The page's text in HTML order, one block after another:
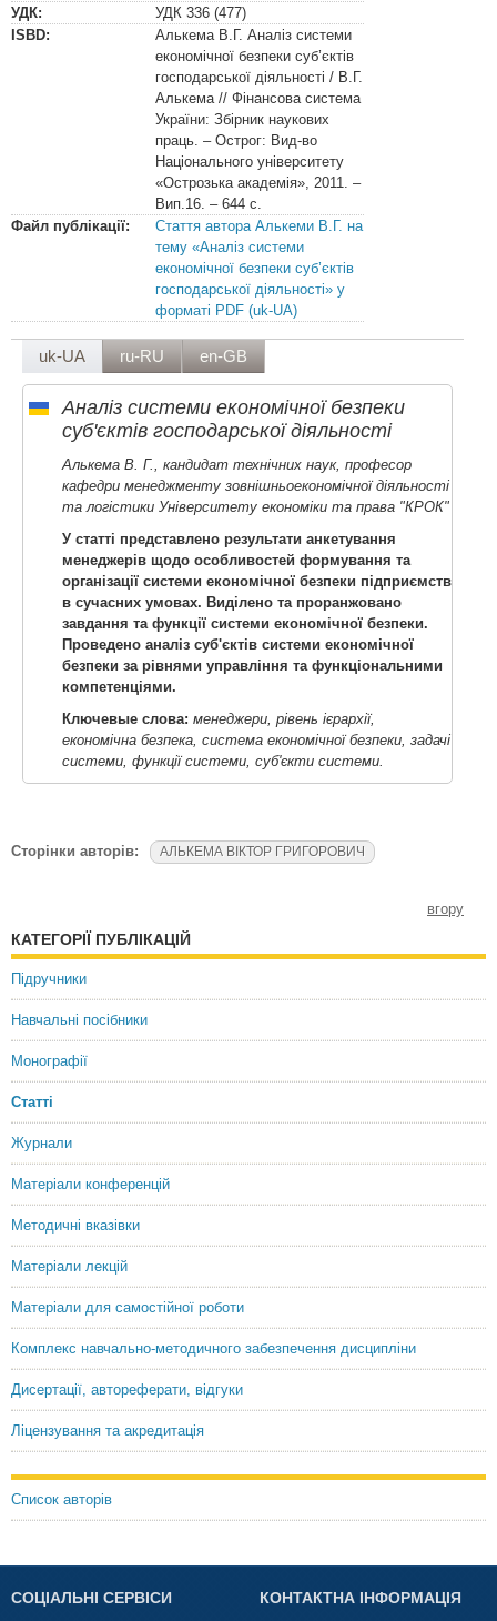
УДК:
УДК 336 (477)
ISBD:
Алькема В.Г. Аналіз системи
економічної безпеки суб’єктів
господарської діяльності / В.Г.
Алькема // Фінансова система
України: Збірник наукових
праць. – Острог: Вид-во
Національного університету
«Острозька академія», 2011. –
Вип.16. – 644 с.
Файл публікації:
Стаття автора Алькеми В.Г. на
тему «Аналіз системи
економічної безпеки суб’єктів
господарської діяльності» у
форматі PDF (uk-UA)
uk-UA ru-RU en-GB
Аналіз системи економічної безпеки
суб'єктів господарської діяльності
Алькема В. Г., кандидат технічних наук, професор
кафедри менеджменту зовнішньоекономічної діяльності
та логістики Університету економіки та права "КРОК"
У статті представлено результати анкетування
менеджерів щодо особливостей формування та
організації системи економічної безпеки підприємств
в сучасних умовах. Виділено та проранжовано
завдання та функції системи економічної безпеки.
Проведено аналіз суб'єктів системи економічної
безпеки за рівнями управління та функціональними
компетенціями.
Ключевые слова: менеджери, рівень ієрархії,
економічна безпека, система економічної безпеки, задачі
системи, функції системи, суб'єкти системи.
Сторінки авторів: АЛЬКЕМА ВІКТОР ГРИГОРОВИЧ
вгору
КАТЕГОРІЇ ПУБЛІКАЦІЙ
Підручники
Навчальні посібники
Монографії
Статті
Журнали
Матеріали конференцій
Методичні вказівки
Матеріали лекцій
Матеріали для самостійної роботи
Комплекс навчально-методичного забезпечення дисципліни
Дисертації, автореферати, відгуки
Ліцензування та акредитація
Список авторів
СОЦІАЛЬНІ СЕРВІСИ КОНТАКТНА ІНФОРМАЦІЯ